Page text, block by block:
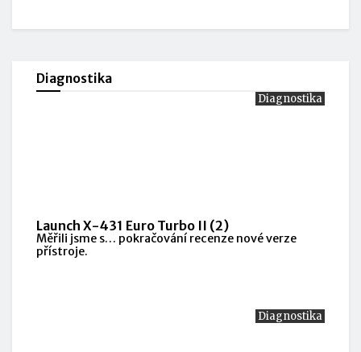
Diagnostika
Diagnostika
Launch X-431 Euro Turbo II (2)
Měřili jsme s… pokračování recenze nové verze
přístroje.
Diagnostika